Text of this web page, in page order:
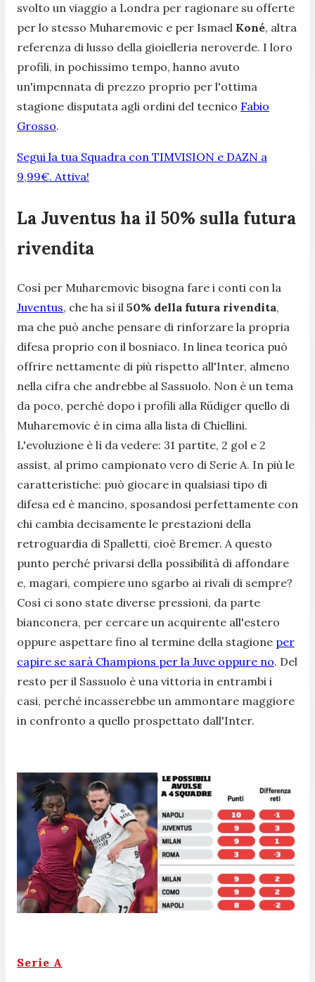
svolto un viaggio a Londra per ragionare su offerte
per lo stesso Muharemovic e per Ismael Koné, altra
referenza di lusso della gioielleria neroverde. I loro
profili, in pochissimo tempo, hanno avuto
un'impennata di prezzo proprio per l'ottima
stagione disputata agli ordini del tecnico Fabio
Grosso.
Segui la tua Squadra con TIMVISION e DAZN a
9,99€. Attiva!
La Juventus ha il 50% sulla futura
rivendita
Così per Muharemovic bisogna fare i conti con la
Juventus, che ha sì il 50% della futura rivendita,
ma che può anche pensare di rinforzare la propria
difesa proprio con il bosniaco. In linea teorica può
offrire nettamente di più rispetto all'Inter, almeno
nella cifra che andrebbe al Sassuolo. Non è un tema
da poco, perché dopo i profili alla Rüdiger quello di
Muharemovic è in cima alla lista di Chiellini.
L'evoluzione è lì da vedere: 31 partite, 2 gol e 2
assist, al primo campionato vero di Serie A. In più le
caratteristiche: può giocare in qualsiasi tipo di
difesa ed è mancino, sposandosi perfettamente con
chi cambia decisamente le prestazioni della
retroguardia di Spalletti, cioè Bremer. A questo
punto perché privarsi della possibilità di affondare
e, magari, compiere uno sgarbo ai rivali di sempre?
Così ci sono state diverse pressioni, da parte
bianconera, per cercare un acquirente all'estero
oppure aspettare fino al termine della stagione per
capire se sarà Champions per la Juve oppure no. Del
resto per il Sassuolo è una vittoria in entrambi i
casi, perché incasserebbe un ammontare maggiore
in confronto a quello prospettato dall'Inter.
Serie A